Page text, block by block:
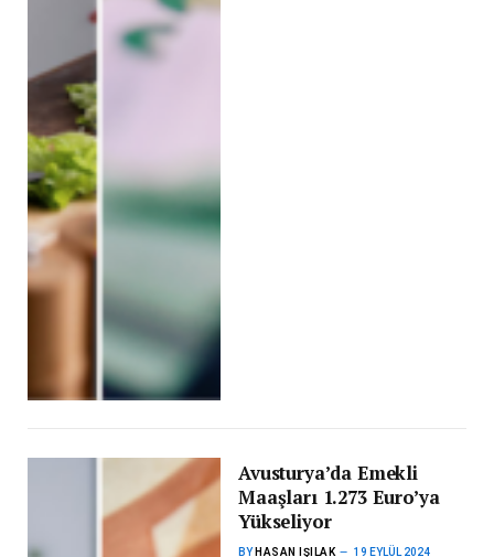
Avusturya’da Emekli
Maaşları 1.273 Euro’ya
Yükseliyor
BY HASAN IŞILAK 19 EYLÜL 2024